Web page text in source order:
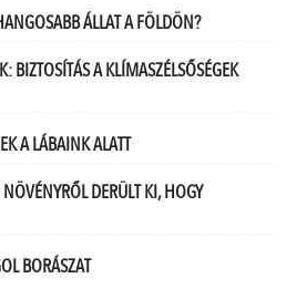
ÁLLAT A FÖLDÖN?
BIZTOSÍTÁS A KLÍMASZÉLSŐSÉGEK
A LÁBAINK ALATT
DERÜLT KI, HOGY
BORÁSZAT